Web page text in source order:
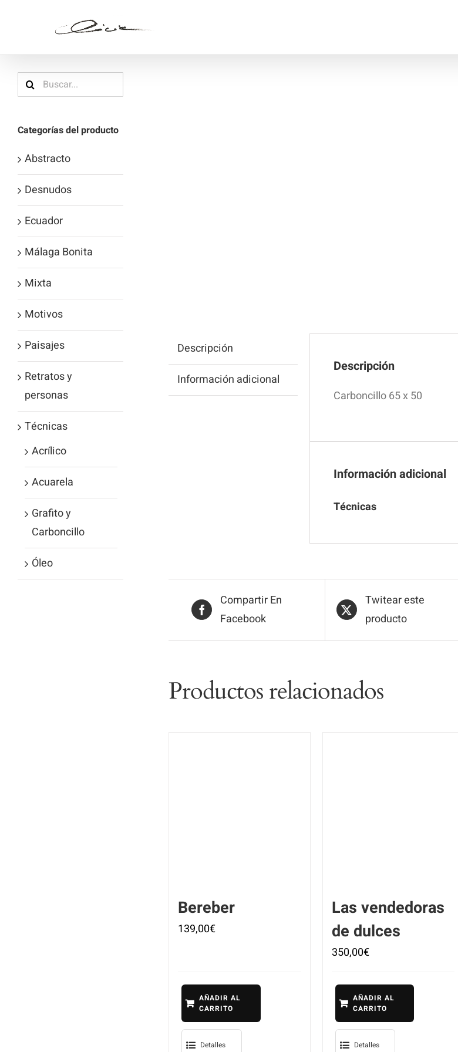
Descripción
Información adicional
Descripción
Carboncillo 65 x 50
Información adicional
Técnicas
Compartir En
Facebook
Twitear este
producto
Productos relacionados
Bereber
139,00€
AÑADIR AL
CARRITO
Detalles
Las vendedoras
de dulces
350,00€
AÑADIR AL
CARRITO
Detalles
Buscar:
Categorías del producto
Abstracto
Desnudos
Ecuador
Málaga Bonita
Mixta
Motivos
Paisajes
Retratos y
personas
Técnicas
Acrílico
Acuarela
Grafito y
Carboncillo
Óleo